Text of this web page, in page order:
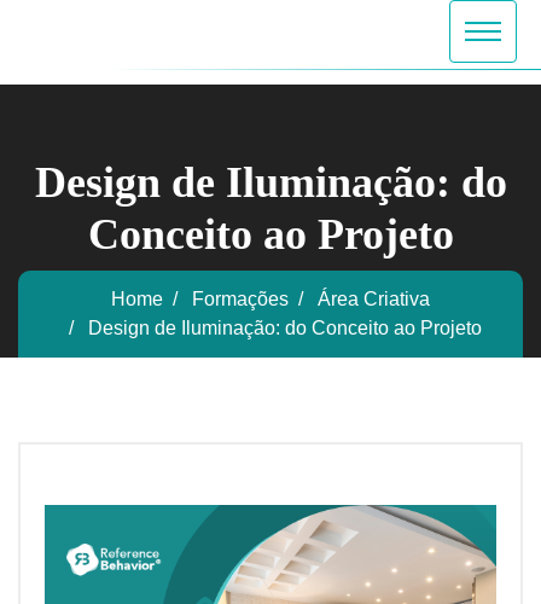
Design de Iluminação: do
Conceito ao Projeto
Home Formações
Área Criativa
Design de Iluminação: do Conceito ao Projeto